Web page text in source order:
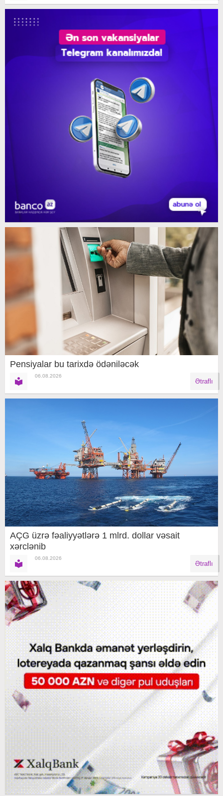
Pensiyalar bu tarixdə ödəniləcək
06.08.2026
Ətraflı
AÇG üzrə fəaliyyətlərə 1 mlrd. dollar vəsait
xərclənib
06.08.2026
Ətraflı